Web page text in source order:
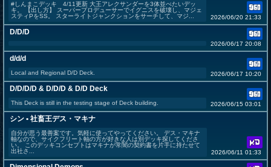
#しんまこデッキ 4/11更新 大王アレクサンダーを3体並べたいデッ
キ。 【出し方】 スーパープロデューサーでイグニスを破壊し、マジェ
スティPをSS。 スターライトジャンクションをサーチして、マジ...
2026/06/20 21:33
D/D/D
2026/06/17 20:08
d/d/d
Local and Regional D/D Deck. 2026/06/17 10:20
D/D/D/D & D/D/D & D/D Deck
This Deck is still in the testing stage of Deck building. 2026/06/15 03:01
シン • 社畜王デス・マキナ
自分が思う最善案です。気軽に使ってやってください。 デス・マキナ
軸なので、サイクフリート軸の方が好きな人は別デッキ探してくださ
い。 このデッキコンセプトはマキナが常闇の契約書を片手に持たせて
出社さ...
2026/06/11 01:33